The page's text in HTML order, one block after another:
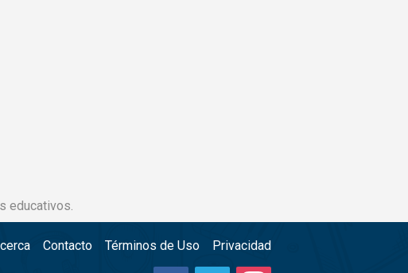
educativos.
Contacto Términos de Uso Privacidad